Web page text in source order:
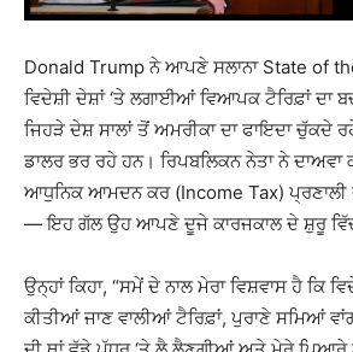
Donald Trump ਨੇ ਆਪਣੇ ਸਲਾਨਾ State of
ਵਿਦੇਸ਼ੀ ਦੇਸ਼ਾਂ ‘ਤੇ ਲਗਾਈਆਂ ਵਿਆਪਕ ਟੈਰਿਫ਼ਾਂ ਦਾ
ਜਿਹੜੇ ਦੇਸ਼ ਸਾਲਾਂ ਤੋਂ ਅਮਰੀਕਾ ਦਾ ਫਾਇਦਾ ਚੁੱਕਦੇ
ਡਾਲਰ ਭਰ ਰਹੇ ਹਨ। ਰਿਪਬਲਿਕਨ ਨੇਤਾ ਨੇ ਦਾਅਵਾ
ਆਧੁਨਿਕ ਆਮਦਨ ਕਰ (Income Tax) ਪ੍ਰਣਾਲੀ
— ਇਹ ਗੱਲ ਉਹ ਆਪਣੇ ਦੂਜੇ ਕਾਰਜਕਾਲ ਦੇ ਸ਼ੁਰੂ
ਉਨ੍ਹਾਂ ਕਿਹਾ, “ਸਮੇਂ ਦੇ ਨਾਲ ਮੇਰਾ ਵਿਸ਼ਵਾਸ ਹੈ ਕਿ
ਕੀਤੀਆਂ ਜਾਣ ਵਾਲੀਆਂ ਟੈਰਿਫ਼ਾਂ, ਪੁਰਾਣੇ ਸਮਿਆਂ